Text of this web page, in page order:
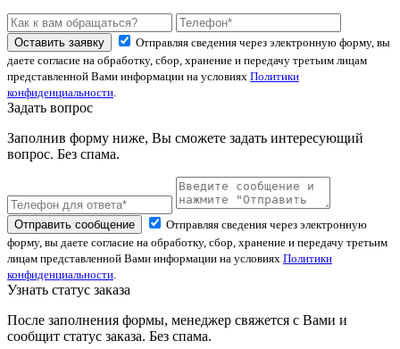
Оставить заявку
Отправляя сведения через электронную форму, вы
даете согласие на обработку, сбор, хранение и передачу третьим лицам
представленной Вами информации на условиях Политики
конфиденциальности.
Задать вопрос
Заполнив форму ниже, Вы сможете задать интересующий
вопрос. Без спама.
Отправить сообщение
Отправляя сведения через электронную
форму, вы даете согласие на обработку, сбор, хранение и передачу третьим
лицам представленной Вами информации на условиях Политики
конфиденциальности.
Узнать статус заказа
После заполнения формы, менеджер свяжется с Вами и
сообщит статус заказа. Без спама.